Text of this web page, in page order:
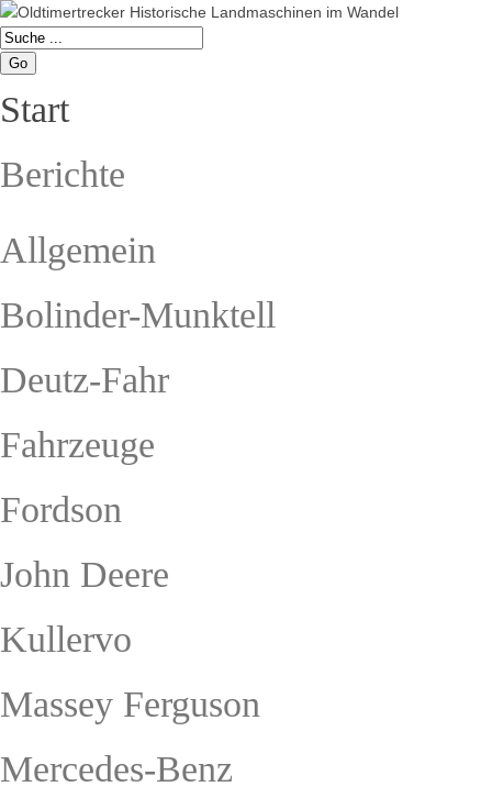
Go
Start
Berichte
Allgemein
Bolinder-Munktell
Deutz-Fahr
Fahrzeuge
Fordson
John Deere
Kullervo
Massey Ferguson
Mercedes-Benz